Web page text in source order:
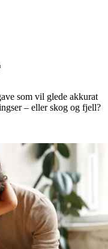
som vil glede akkurat
– eller skog og fjell?